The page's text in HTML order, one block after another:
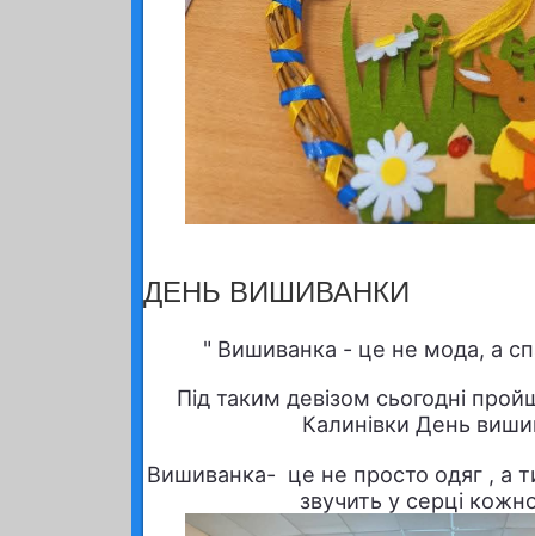
ДЕНЬ ВИШИВАНКИ
" Вишиванка - це не мода, а
Під таким девізом сьогодні
Калинівки День
Вишиванка- це не просто одяг , а
звучить у серці